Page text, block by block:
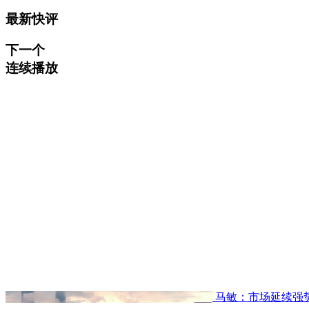
最新快评
下一个
连续播放
马敏：市场延续强